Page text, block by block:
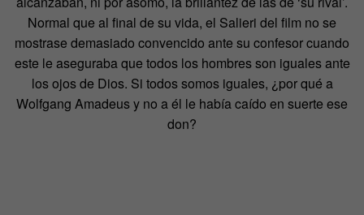
Normal que al final de su vida, el Salieri del film no se
mostrase demasiado convencido ante su confesor cuando
este le aseguraba que todos los hombres son iguales ante
los ojos de Dios. Si todos somos iguales, ¿por qué a
Wolfgang Amadeus y no a él le había caído en suerte ese
don?